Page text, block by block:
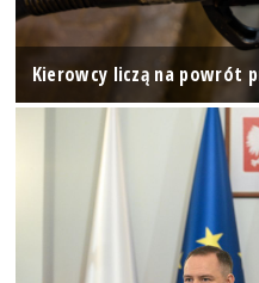
Kierowcy liczą na powrót